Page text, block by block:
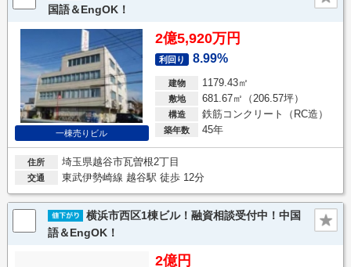
国語＆EngOK！
一棟売りビル
2億5,920万円
利回り 8.99%
建物 1179.43㎡
敷地 681.67㎡（206.57坪）
構造 鉄筋コンクリート（RC造）
築年数 45年
住所 埼玉県越谷市瓦曽根2丁目
交通 東武伊勢崎線 越谷駅 徒歩 12分
横浜市西区1棟ビル！融資相談受付中！中国
語＆EngOK！
2億円